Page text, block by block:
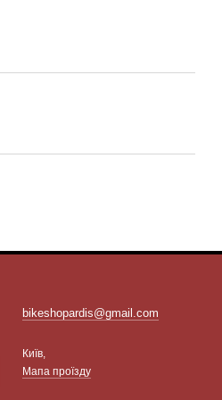
bikeshopardis@gmail.com
Київ,
Мапа проїзду